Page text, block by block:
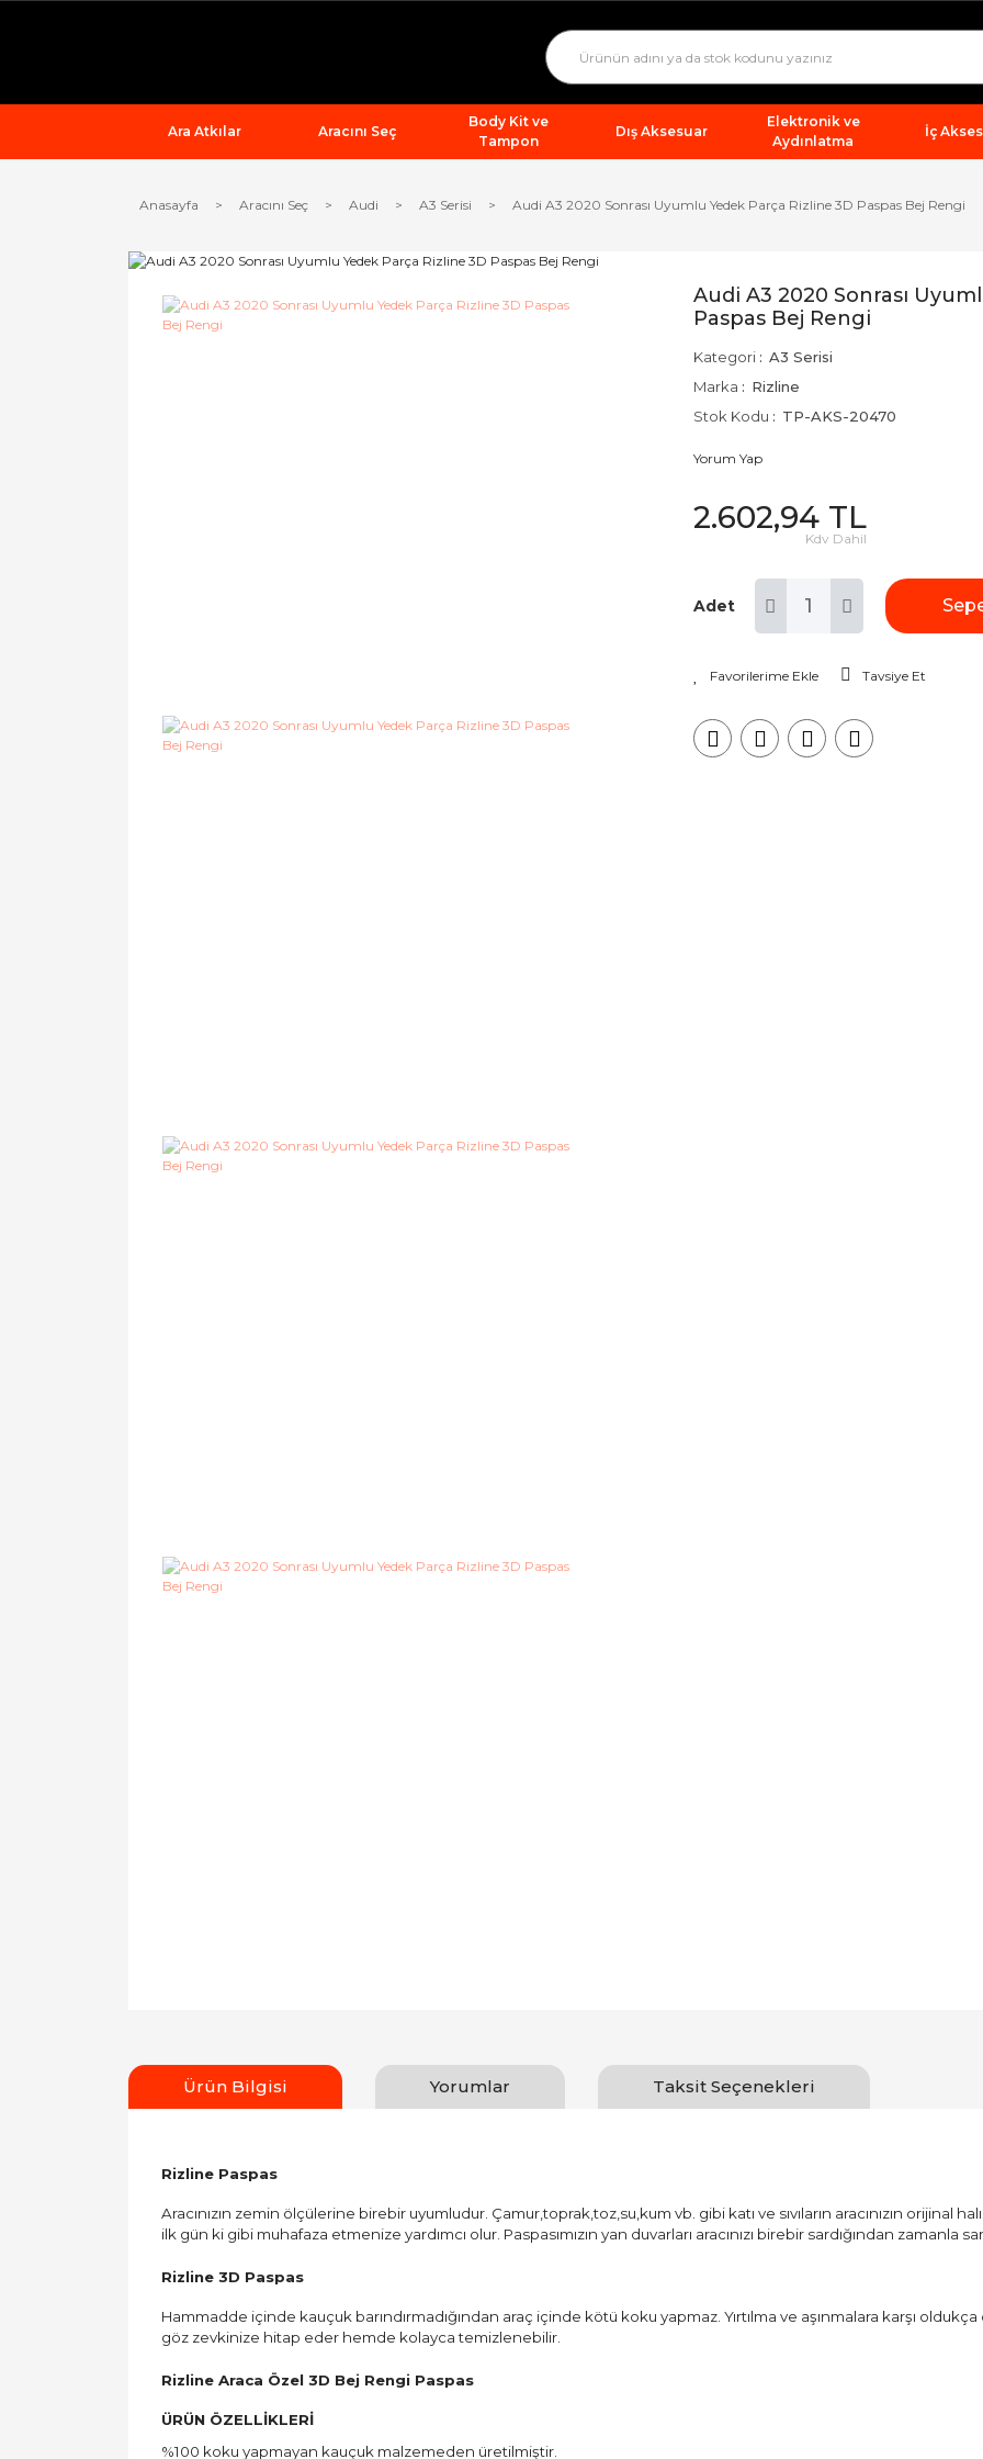
Ara Atkılar Aracını Seç
Body Kit ve
Tampon
Dış Aksesuar
Elektronik ve
Aydınlatma
İç
Anasayfa Aracını Seç Audi A3 Serisi Audi A3 2020 Sonrası Uyumlu Yedek Parça Rizline 3D Paspas Bej Rengi
Audi A3 2020 Sonrası
Paspas Bej Rengi
Kategori
A3 Serisi
Marka
Rizline
Stok Kodu
TP-AKS-20470
Yorum Yap
2.602,94 TL
Kdv Dahil
Adet
Tavsiye Et
Ürün Bilgisi Yorumlar Taksit Seçenekleri
Rizline Paspas
Aracınızın zemin ölçülerine birebir uyumludur. Çamur,toprak,toz,su,kum vb. gibi katı ve sıvıların aracınızın orijinal
ilk gün ki gibi muhafaza etmenize yardımcı olur. Paspasımızın yan duvarları aracınızı birebir sardığından zamanla
Rizline 3D Paspas
Hammadde içinde kauçuk barındırmadığından araç içinde kötü koku yapmaz. Yırtılma ve aşınmalara karşı oldukça
göz zevkinize hitap eder hemde kolayca temizlenebilir.
Rizline Araca Özel 3D Bej Rengi Paspas
ÜRÜN ÖZELLİKLERİ
%100 koku yapmayan kauçuk malzemeden üretilmiştir.